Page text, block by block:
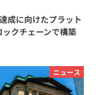
成に向けたプラット
クチェーンで構築
ニュース